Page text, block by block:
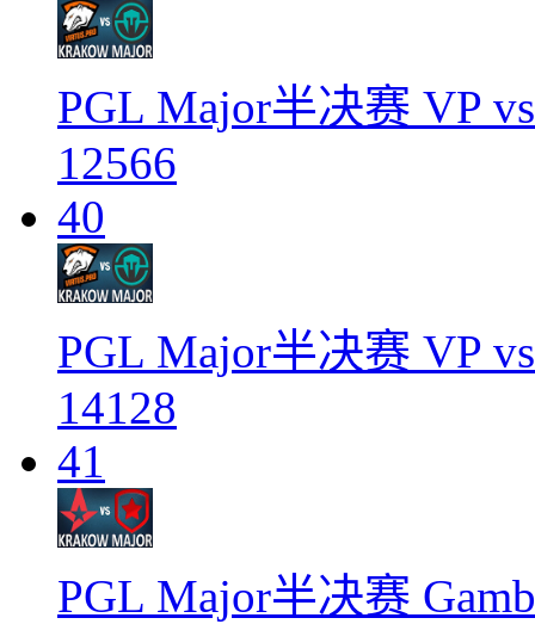
PGL Major半决赛 VP
12566
40
PGL Major半决赛 VP
14128
41
PGL Major半决赛